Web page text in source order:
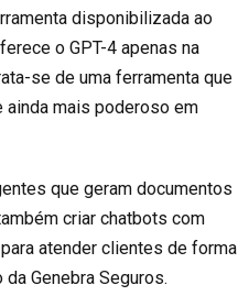
disponibilizada ao
o GPT-4 apenas na
se de uma ferramenta que
ainda mais poderoso em
que geram documentos
criar chatbots com
atender clientes de forma
Genebra Seguros.